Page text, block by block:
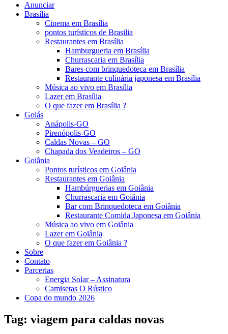
Anunciar
Brasília
Cinema em Brasília
pontos turísticos de Brasilia
Restaurantes em Brasília
Hamburgueria em Brasília
Churrascaria em Brasília
Bares com brinquedoteca em Brasília
Restaurante culinária japonesa em Brasília
Música ao vivo em Brasília
Lazer em Brasília
O que fazer em Brasília ?
Goiás
Anápolis-GO
Pirenópolis-GO
Caldas Novas – GO
Chapada dos Veadeiros – GO
Goiânia
Pontos turísticos em Goiânia
Restaurantes em Goiânia
Hambúrguerias em Goiânia
Churrascaria em Goiânia
Bar com Brinquedoteca em Goiânia
Restaurante Comida Japonesa em Goiânia
Música ao vivo em Goiânia
Lazer em Goiânia
O que fazer em Goiânia ?
Sobre
Contato
Parcerias
Energia Solar – Assinatura
Camisetas O Rústico
Copa do mundo 2026
Tag: viagem para caldas novas